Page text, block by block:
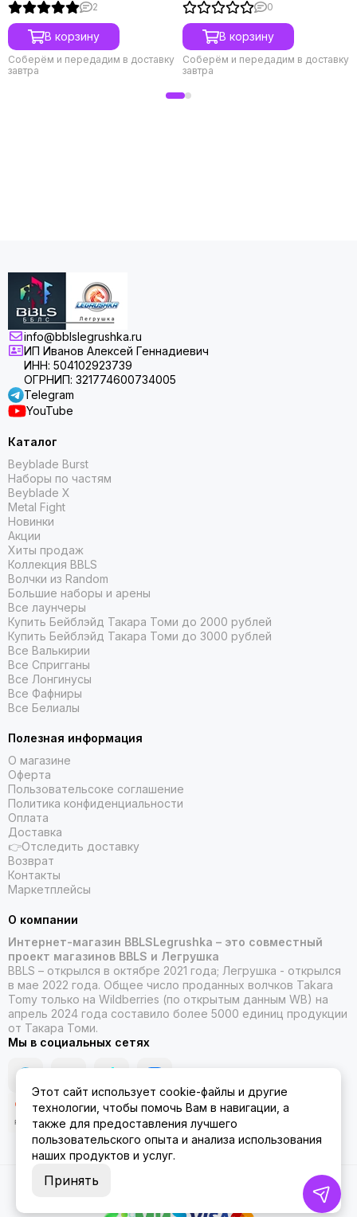
2
В корзину
Соберём и передадим в доставку
завтра
0
В корзину
Соберём и передадим в доставку
завтра
info@bblslegrushka.ru
ИП Иванов Алексей Геннадиевич
ИНН: 504102923739
ОГРНИП: 321774600734005
Telegram
YouTube
Каталог
Beyblade Burst
Наборы по частям
Beyblade X
Metal Fight
Новинки
Акции
Хиты продаж
Коллекция BBLS
Волчки из Random
Большие наборы и арены
Все лаунчеры
Купить Бейблэйд Такара Томи до 2000 рублей
Купить Бейблэйд Такара Томи до 3000 рублей
Все Валькирии
Все Спригганы
Все Лонгинусы
Все Фафниры
Все Белиалы
Полезная информация
О магазине
Оферта
Пользовательсоке соглашение
Политика конфиденциальности
Оплата
Доставка
👉Отследить доставку
Возврат
Контакты
Маркетплейсы
О компании
Интернет-магазин BBLSLegrushka – это совместный
проект магазинов BBLS и Легрушка
BBLS – открылся в октябре 2021 года; Легрушка - открылся
в мае 2022 года. Общее число проданных волчков Takara
Tomy только на Wildberries (по открытым данным WB) на
апрель 2024 года составило более 5000 единиц продукции
от Такара Томи.
Мы в социальных сетях
2026 © ББЛСЛегрушка.
Этот сайт использует cookie-файлы и другие
технологии, чтобы помочь Вам в навигации, а
также для предоставления лучшего
пользовательского опыта и анализа использования
наших продуктов и услуг.
Принять